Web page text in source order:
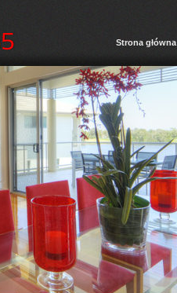
Strona główna